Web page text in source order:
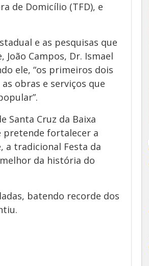
de Domicílio (TFD), e
e as pesquisas que
Campos, Dr. Ismael
ele, “os primeiros dois
obras e serviços que
Santa Cruz da Baixa
pretende fortalecer a
a tradicional Festa da
da história do
batendo recorde dos